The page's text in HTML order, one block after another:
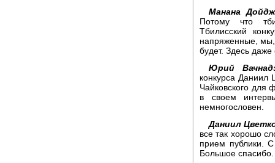
Манана
Потому что
Тбилисский
напряженные, мы,
будет. Здесь
Юрий
конкурса Даниил
Чайковского для
в своем
немногословен.
Даниил
все так хорошо
прием публики.
Большое спасибо.